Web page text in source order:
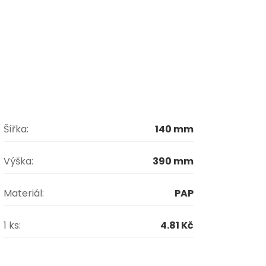
Šířka: 140 mm
Výška: 390 mm
Materiál: PAP
1 ks: 4.81 Kč